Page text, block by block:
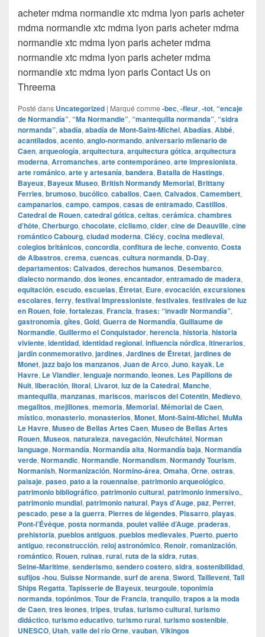
acheter mdma normandie xtc mdma lyon paris acheter
mdma normandie xtc mdma lyon paris acheter mdma
normandie xtc mdma lyon paris acheter mdma
normandie xtc mdma lyon paris acheter mdma
normandie xtc mdma lyon paris Contact Us on
Threema
Posté dans Uncategorized | Marqué comme ‑bec, ‑fleur, ‑tot, “encaje
de Normandía”, “Ma Normandie”, “mantequilla normanda”, “sidra
normanda”, abadía, abadía de Mont-Saint-Michel, Abadías, Abbé,
acantilados, acento, anglo‑normando, aniversario milenario de
Caen, arqueología, arquitectura, arquitectura gótica, arquitectura
moderna, Arromanches, arte contemporáneo, arte impresionista,
arte románico, arte y artesanía, bandera, Batalla de Hastings,
Bayeux, Bayeux Museo, British Normandy Memorial, Brittany
Ferries, brumoso, bucólico, caballos, Caen, Calvados, Camembert,
campanarios, campo, campos, casas de entramado, Castillos,
Catedral de Rouen, catedral gótica, celtas, cerámica, chambres
d’hôte, Cherburgo, chocolate, ciclismo, cider, cine de Deauville, cine
romántico Cabourg, ciudad moderna, Clécy, cocina medieval,
colegios británicos, concordia, confitura de leche, convento, Costa
de Albastros, crema, cuencas, cultura normanda, D‑Day,
departamentos: Calvados, derechos humanos, Desembarco,
dialecto normando, dos leones, encantador, entramado de madera,
equitación, escudo, escuelas, Étretat, Eure, evocación, excursiones
escolares, ferry, festival Impressioniste, festivales, festivales de luz
en Rouen, foie, fortalezas, Francia, frases: “invadir Normandía”,
gastronomía, gîtes, Gold, Guerra de Normandía, Guillaume de
Normandie, Guillermo el Conquistador, herencia, historia, historia
viviente, identidad, identidad regional, influencia nórdica, itinerarios,
jardín conmemorativo, jardines, Jardines de Étretat, jardines de
Monet, jazz bajo los manzanos, Juan de Arco, Juno, kayak, Le
Havre, Le Viandier, lenguaje normando, leones, Les Papillons de
Nuit, liberación, litoral, Livarot, luz de la Catedral, Manche,
mantequilla, manzanas, mariscos, mariscos del Cotentin, Medievo,
megalitos, mejillones, memoria, Memorial, Mémorial de Caen,
místico, monasterio, monasterios, Monet, Mont‑Saint‑Michel, MuMa
Le Havre, Museo de Bellas Artes Caen, Museo de Bellas Artes
Rouen, Museos, naturaleza, navegación, Neufchâtel, Norman
language, Normandía, Normandía alta, Normandía baja, Normandía
verde, Normandic, Normandie, Normandism, Normandy Tourism,
Normanish, Normanización, Normino‑área, Omaha, Orne, ostras,
paisaje, paseo, pato a la rouennaise, patrimonio arqueológico,
patrimonio bibliográfico, patrimonio cultural, patrimonio inmersivo.,
patrimonio mundial, patrimonio natural, Pays d'Auge, paz, Perret,
pescado, pese a la guerra, Pierres de légendes, Pissarro, playas,
Pont‑l’Évêque, posta normanda, poulet vallée d’Auge, praderas,
prehistoria, pueblos antiguos, pueblos medievales, Puerto, puerto
antiguo, reconstrucción, reloj astronómico, Renoir, romanización,
romántico, Rouen, ruinas, rural, ruta de la sidra, rutas,
Seine‑Maritime, senderismo, sendero costero, sidra, sostenibilidad,
sufijos ‑hou, Suisse Normande, surf de arena, Sword, Taillevent, Tall
Ships Regatta, Tapisserie de Bayeux, teurgoule, toponimia
normanda, topónimos, Tour de Francia, tranquilo, trapos a la moda
de Caen, tres leones, tripes, trufas, turismo cultural, turismo
didáctico, turismo educativo, turismo rural, turismo sostenible,
UNESCO, Utah, valle del río Orne, vauban, Vikingos